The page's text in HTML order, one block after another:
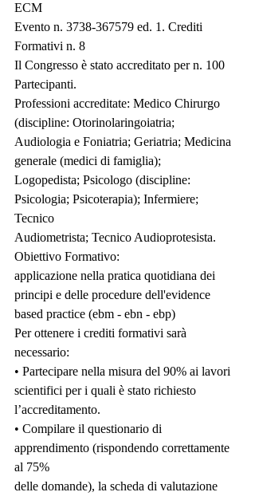
ECM
Evento n. 3738-367579 ed. 1. Crediti
Formativi n. 8
Il Congresso è stato accreditato per n. 100
Partecipanti.
Professioni accreditate: Medico Chirurgo
(discipline: Otorinolaringoiatria;
Audiologia e Foniatria; Geriatria; Medicina
generale (medici di famiglia);
Logopedista; Psicologo (discipline:
Psicologia; Psicoterapia); Infermiere;
Tecnico
Audiometrista; Tecnico Audioprotesista.
Obiettivo Formativo:
applicazione nella pratica quotidiana dei
principi e delle procedure dell'evidence
based practice (ebm - ebn - ebp)
Per ottenere i crediti formativi sarà
necessario:
• Partecipare nella misura del 90% ai lavori
scientifici per i quali è stato richiesto
l’accreditamento.
• Compilare il questionario di
apprendimento (rispondendo correttamente
al 75%
delle domande), la scheda di valutazione